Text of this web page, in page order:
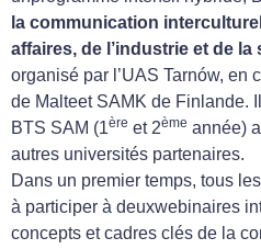
la communication
affaires, de l’industrie et de la
organisé par l’UAS Tarnów, en
de Malteet SAMK de Finlande.
BTS SAM (1ère et 2ème année)
autres universités partenaires.
Dans un premier temps, tous
à participer à deuxwebinaires
concepts et cadres clés de la